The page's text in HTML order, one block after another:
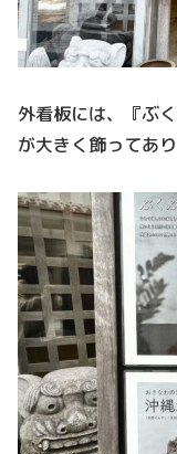
外看板には、『ぶ
が大きく飾ってあり